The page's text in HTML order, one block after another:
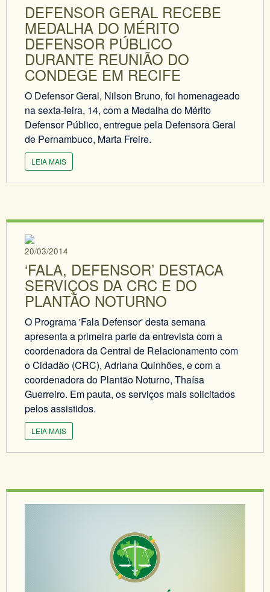
DEFENSOR GERAL RECEBE
MEDALHA DO MÉRITO
DEFENSOR PÚBLICO
DURANTE REUNIÃO DO
CONDEGE EM RECIFE
O Defensor Geral, Nilson Bruno, foi homenageado
na sexta-feira, 14, com a Medalha do Mérito
Defensor Público, entregue pela Defensora Geral
de Pernambuco, Marta Freire.
LEIA MAIS
20/03/2014
‘FALA, DEFENSOR’ DESTACA
SERVIÇOS DA CRC E DO
PLANTÃO NOTURNO
O Programa 'Fala Defensor' desta semana
apresenta a primeira parte da entrevista com a
coordenadora da Central de Relacionamento com
o Cidadão (CRC), Adriana Quinhões, e com a
coordenadora do Plantão Noturno, Thaísa
Guerreiro. Em pauta, os serviços mais solicitados
pelos assistidos.
LEIA MAIS